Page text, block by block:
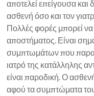
αποτελεί επείγουσα
ασθενή όσο και τον
Πολλές φορές μπορεί να
αποστήματος. Είναι
συμπτωμάτων που
ιατρό της κατάλληλης
είναι παροδική. Ο
αφού τα συμπτώματα